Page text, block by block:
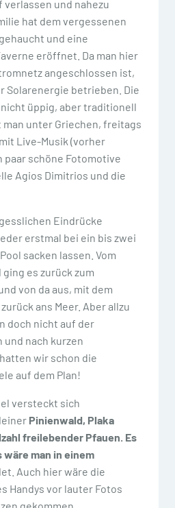
verlassen und nahezu
hat dem vergessenen
und eine
eröffnet. Da man hier
angeschlossen ist,
Solarenergie betrieben. Die
üppig, aber traditionell
man unter Griechen, freitags
Live-Musik (vorher
paar schöne Fotomotive
Agios Dimitrios und die
Eindrücke
erstmal bei ein bis zwei
sacken lassen. Vom
es zurück zum
von da aus, mit dem
ans Meer. Aber allzu
doch nicht auf der
nach kurzen
wir schon die
auf dem Plan!
versteckt sich
Pinienwald, Plaka
freilebender Pfauen. Es
wäre man in einem
Auch hier wäre die
Handys vor lauter Fotos